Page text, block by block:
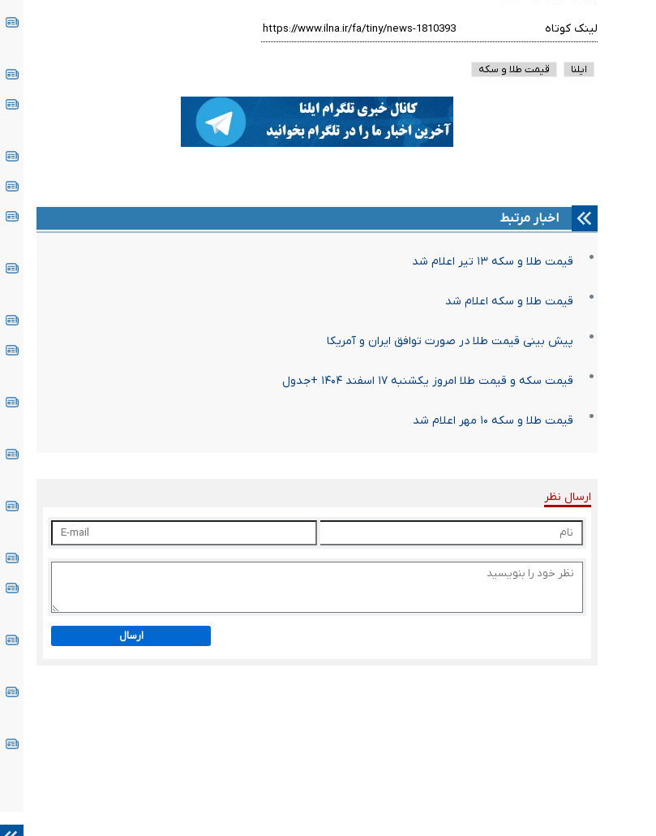
لینک کوتاه
ایلنا قیمت طلا و سکه
اخبار مرتبط
قیمت طلا و سکه ۱۳ تیر اعلام شد
قیمت طلا و سکه اعلام شد
پیش بینی قیمت طلا در صورت توافق ایران و آمریکا
قیمت سکه و قیمت طلا امروز یکشنبه ۱۷ اسفند ۱۴۰۴ +جدول
قیمت طلا و سکه ۱۰ مهر اعلام شد
ارسال نظر
ارسال